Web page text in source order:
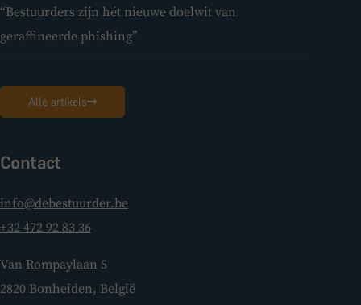
“Bestuurders zijn hét nieuwe doelwit van
geraffineerde phishing”
Alle artikels
Contact
info@debestuurder.be
+32 472 92 83 36
Van Rompaylaan 5
2820 Bonheiden, België